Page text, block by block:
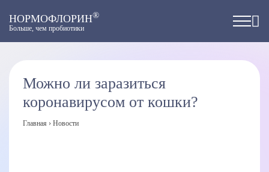
НОРМОФЛОРИН®
Больше, чем пробиотики
Можно ли заразиться
коронавирусом от кошки?
Главная › Новости